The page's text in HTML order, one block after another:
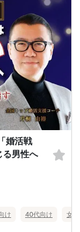
婚活戦
る男性へ
け 40代向け 女